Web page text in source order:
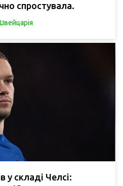
спростувала.
складі Челсі: